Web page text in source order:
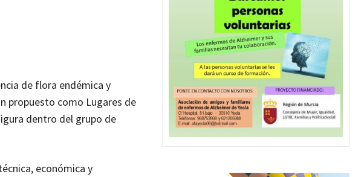
de flora endémica y
propuesto como Lugares de
dentro del grupo de
económica y